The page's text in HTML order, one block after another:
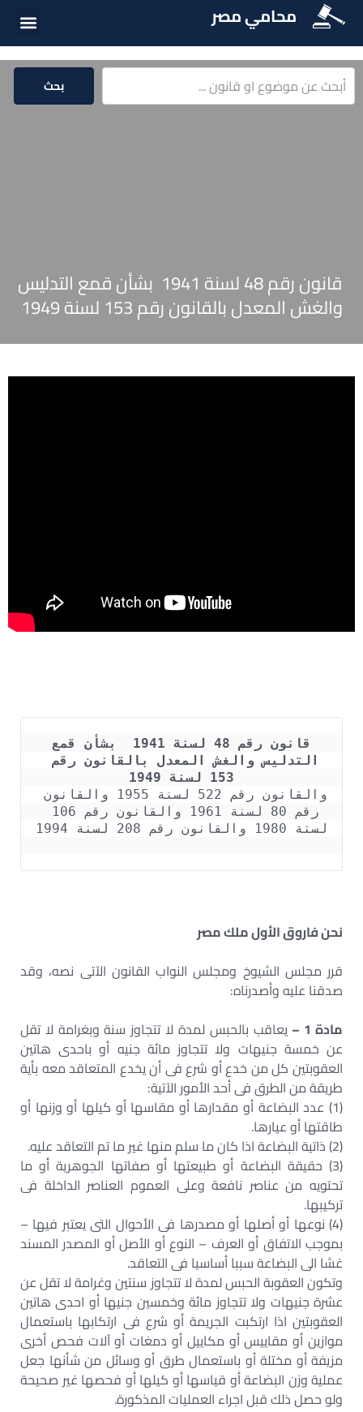
محامي مصر
بحث
قانون رقم 48 لسنة 1941 بشأن قمع التدليس
والغش المعدل بالقانون رقم 153 لسنة 1949
153 لسنة 1949
نحن فاروق الأول ملك مصر
قرر مجلس الشيوخ ومجلس النواب القانون الآتى نصه، وقد
صدقنا عليه وأصدرناه:
مادة 1 –
يعاقب بالحبس لمدة لا تتجاوز سنة وبغرامة لا تقل
عن خمسة جنيهات ولا تتجاوز مائة جنيه أو باحدى هاتين
العقوبتين كل من خدع أو شرع فى أن يخدع المتعاقد معه بأية
طريقة من الطرق فى أحد الأمور الآتية:
(1) عدد البضاعة أو مقدارها أو مقاسها أو كيلها أو وزنها أو
طاقتها أو عيارها.
(2) ذاتية البضاعة اذا كان ما سلم منها غير ما تم التعاقد عليه.
(3) حقيقة البضاعة أو طبيعتها أو صفاتها الجوهرية أو ما
تحتويه من عناصر نافعة وعلى العموم العناصر الداخلة فى
تركيبها.
(4) نوعها أو أصلها أو مصدرها فى الأحوال التى يعتبر فيها –
بموجب الاتفاق أو العرف – النوع أو الأصل أو المصدر المسند
غشا الى البضاعة سببا أساسيا فى التعاقد.
وتكون العقوبة الحبس لمدة لا تتجاوز سنتين وغرامة لا تقل عن
عشرة جنيهات ولا تتجاوز مائة وخمسين جنيها أو احدى هاتين
العقوبتين اذا ارتكبت الجريمة أو شرع فى ارتكابها باستعمال
موازين أو مقاييس أو مكاييل أو دمغات أو آلات فحص أخرى
مزيفة أو مختلة أو باستعمال طرق أو وسائل من شأنها جعل
عملية وزن البضاعة أو قياسها أو كيلها أو فحصها غير صحيحة
ولو حصل ذلك قبل اجراء العمليات المذكورة.